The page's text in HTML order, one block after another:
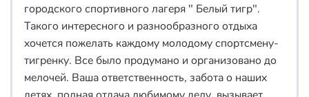
городского спортивного лагеря " Белый тигр".
Такого интересного и разнообразного отдыха
хочется пожелать каждому молодому спортсмену-
тигренку. Все было продумано и организовано до
мелочей. Ваша ответственность, забота о наших